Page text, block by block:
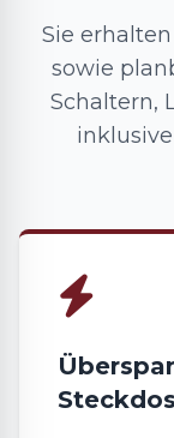
Sie
sowie
Schaltern,